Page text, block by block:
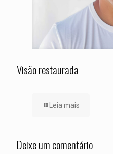
Visão restaurada
Leia mais
Deixe um comentário